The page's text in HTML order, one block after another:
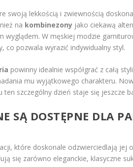
swoją lekkością i zwiewnością
na kombinezony jako ciekawą
wyglądem. W męskiej modzie
co pozwala wyrazić indywidualny styl.
powinny idealnie współgrać z całą
mu wyjątkowego charakteru.
szczególny dzień staje się jeszcze
SĄ DOSTĘPNE DLA
które doskonale odzwierciedlają jej
się zarówno eleganckie, klasyczne